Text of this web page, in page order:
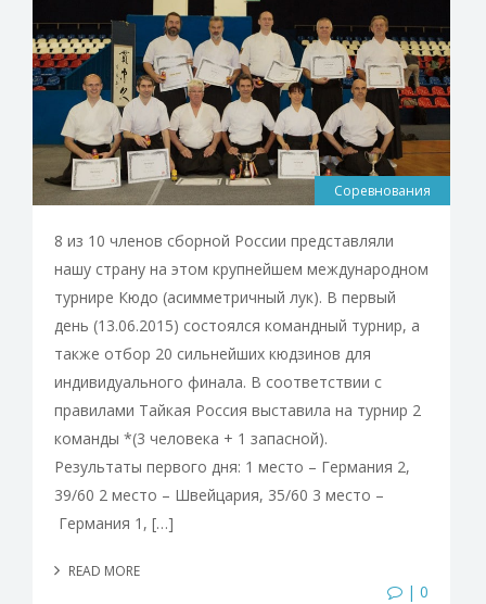
Соревнования
8 из 10 членов сборной России представляли
нашу страну на этом крупнейшем международном
турнире Кюдо (асимметричный лук). В первый
день (13.06.2015) состоялся командный турнир, а
также отбор 20 сильнейших кюдзинов для
индивидуального финала. В соответствии с
правилами Тайкая Россия выставила на турнир 2
команды *(3 человека + 1 запасной).
Результаты первого дня: 1 место – Германия 2,
39/60 2 место – Швейцария, 35/60 3 место –
Германия 1, […]
READ MORE
| 0